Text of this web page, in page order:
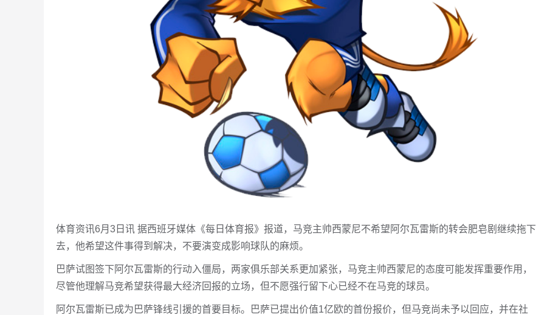
体育资讯6月3日讯 据西班牙媒体《每日体育报》报道，马竞主帅西蒙尼不希望阿尔瓦雷斯的转会肥皂剧继续拖下
去，他希望这件事得到解决，不要演变成影响球队的麻烦。
巴萨试图签下阿尔瓦雷斯的行动入僵局，两家俱乐部关系更加紧张，马竞主帅西蒙尼的态度可能发挥重要作用，
尽管他理解马竞希望获得最大经济回报的立场，但不愿强行留下心已经不在马竞的球员。
阿尔瓦雷斯已成为巴萨锋线引援的首要目标。巴萨已提出价值1亿欧的首份报价，但马竞尚未予以回应，并在社